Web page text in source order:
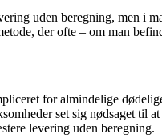
uden beregning, men i
der ofte – om man
for almindelige
set sig nødsaget til
levering uden beregning.